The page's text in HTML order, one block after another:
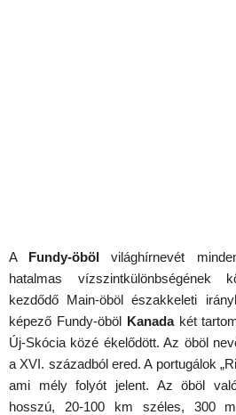
A Fundy-öböl világhírnevét
hatalmas vízszintkülönbségének
kezdődő Main-öböl északkeleti
képező Fundy-öböl Kanadakét
Új-Skócia közé ékelődött. Az öböl
a XVI. századból ered. A portugálok
ami mély folyót jelent. Az öböl
hosszú, 20-100 km széles, 300